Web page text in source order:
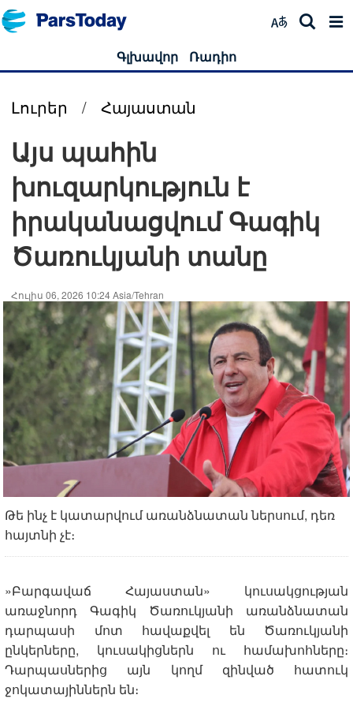
Գլխավոր Ռադիո
Լուրեր / Հայաստան
Այս պահին
խուզարկություն է
իրականացվում Գագիկ
Ծառուկյանի տանը
Հուլիս 06, 2026 10:24 Asia/Tehran
Թե ինչ է կատարվում առանձնատան ներսում, դեռ
հայտնի չէ։
«Բարգավաճ Հայաստան» կուսակցության
առաջնորդ Գագիկ Ծառուկյանի առանձնատան
դարպասի մոտ հավաքվել են Ծառուկյանի
ընկերները, կուսակիցներն ու համախոհները։
Դարպասներից այն կողմ զինված հատուկ
ջոկատայիններն են։